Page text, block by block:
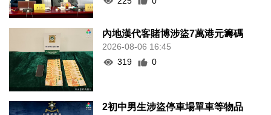
內地漢代客賭博涉盜7萬港元籌碼
2026-08-06 16:45
319
0
2初中男生涉盜停車場單車等物品